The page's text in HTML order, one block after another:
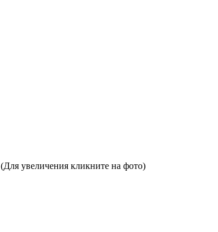
(Для увеличения кликните на фото)